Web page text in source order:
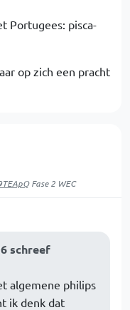
Portugees: pisca-
op zich een pracht
Fase 2 WEC
schreef
algemene philips
ik denk dat